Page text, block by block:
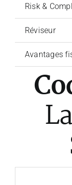
Risk &
Réviseur
Avantages